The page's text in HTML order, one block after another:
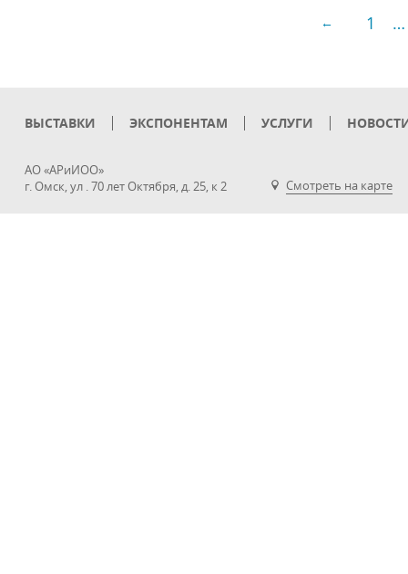
← 1 …
ВЫСТАВКИ ЭКСПОНЕНТАМ УСЛУГИ
АО «АРиИОО»
г. Омск, ул . 70 лет Октября, д. 25, к 2
Смотреть на карте